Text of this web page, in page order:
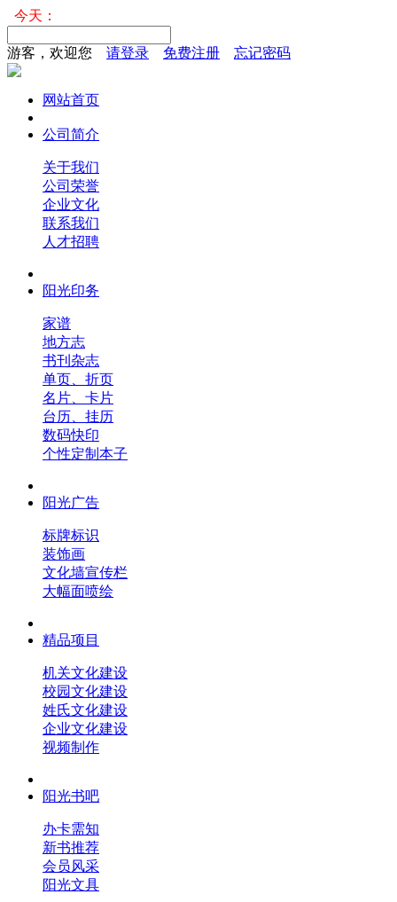
今天：
游客，欢迎您 请登录 免费注册 忘记密码
网站首页
公司简介
关于我们
公司荣誉
企业文化
联系我们
人才招聘
阳光印务
家谱
地方志
书刊杂志
单页、折页
名片、卡片
台历、挂历
数码快印
个性定制本子
阳光广告
标牌标识
装饰画
文化墙宣传栏
大幅面喷绘
精品项目
机关文化建设
校园文化建设
姓氏文化建设
企业文化建设
视频制作
阳光书吧
办卡需知
新书推荐
会员风采
阳光文具